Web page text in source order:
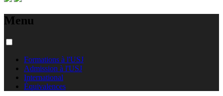
Menu
Formations à l'USJ
Admission à l'USJ
International
Équivalences